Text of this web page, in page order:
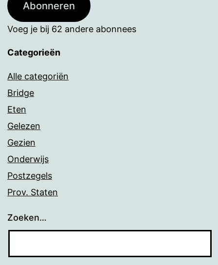
Abonneren
Voeg je bij 62 andere abonnees
Categorieën
Alle categoriën
Bridge
Eten
Gelezen
Gezien
Onderwijs
Postzegels
Prov. Staten
Zoeken…